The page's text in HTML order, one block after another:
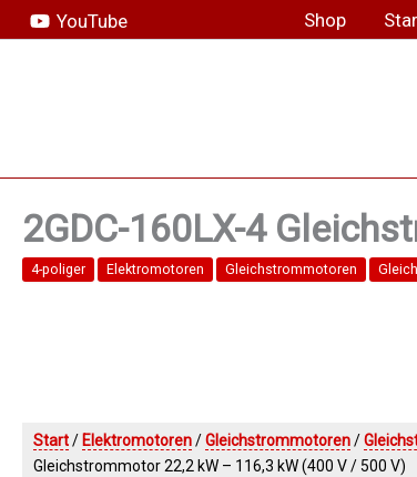
Zum
Inhalt
YouTube Shop
2GDC-160LX-4
4-poliger Elektromotoren Gleichstrommotoren
Start/ Elektromotoren/Gleichstrommotoren/
Gleichstrommotor 22,2 kW – 116,3 kW (400 V / 500 V)